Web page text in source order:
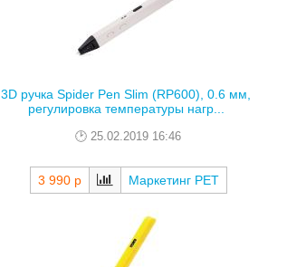
3D ручка Spider Pen Slim (RP600), 0.6 мм,
регулировка температуры нагр...
25.02.2019 16:46
3 990 р Маркетинг РЕТ